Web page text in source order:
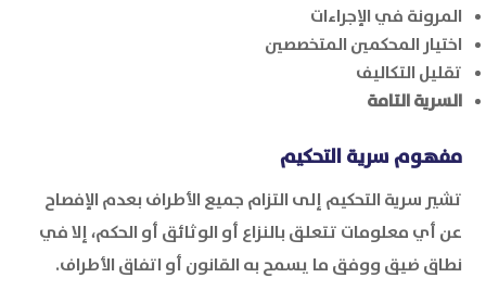
المرونة في الإجراءات
اختيار المحكمين المتخصصين
تقليل التكاليف
السرية التامة
مفهوم سرية التحكيم
تشير سرية التحكيم إلى التزام جميع الأطراف بعدم الإفصاح
عن أي معلومات تتعلق بالنزاع أو الوثائق أو الحكم، إلا في
نطاق ضيق ووفق ما يسمح به القانون أو اتفاق الأطراف.